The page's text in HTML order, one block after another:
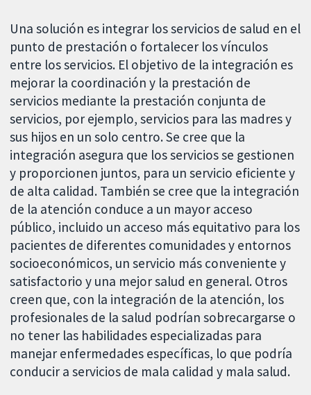
Una solución es integrar los servicios de salud en el
punto de prestación o fortalecer los vínculos
entre los servicios. El objetivo de la integración es
mejorar la coordinación y la prestación de
servicios mediante la prestación conjunta de
servicios, por ejemplo, servicios para las madres y
sus hijos en un solo centro. Se cree que la
integración asegura que los servicios se gestionen
y proporcionen juntos, para un servicio eficiente y
de alta calidad. También se cree que la integración
de la atención conduce a un mayor acceso
público, incluido un acceso más equitativo para los
pacientes de diferentes comunidades y entornos
socioeconómicos, un servicio más conveniente y
satisfactorio y una mejor salud en general. Otros
creen que, con la integración de la atención, los
profesionales de la salud podrían sobrecargarse o
no tener las habilidades especializadas para
manejar enfermedades específicas, lo que podría
conducir a servicios de mala calidad y mala salud.